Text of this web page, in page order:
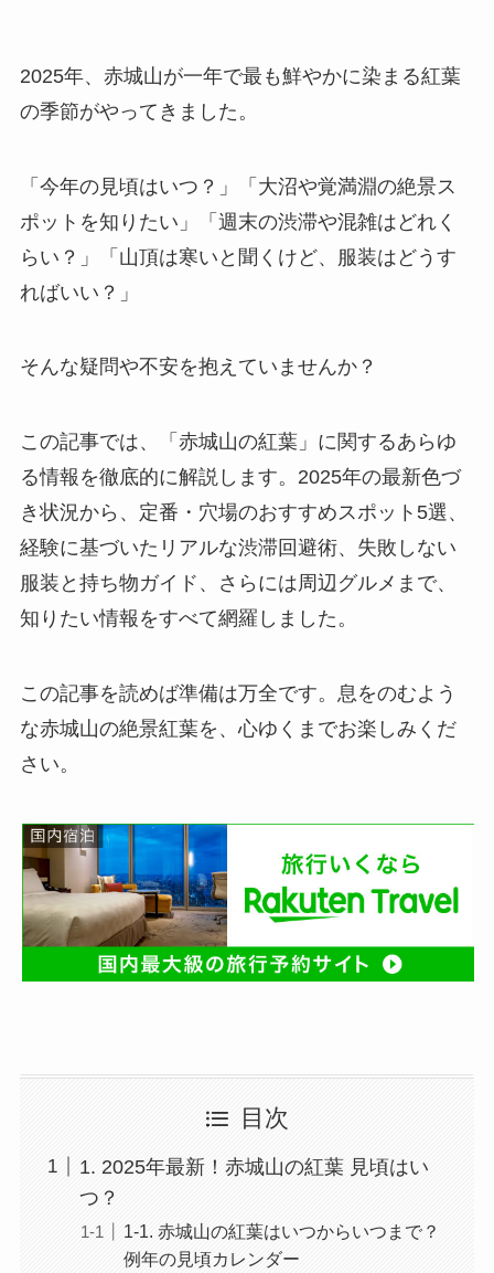
2025年、赤城山が一年で最も鮮やかに染まる紅葉
の季節がやってきました。
「今年の見頃はいつ？」「大沼や覚満淵の絶景ス
ポットを知りたい」「週末の渋滞や混雑はどれく
らい？」「山頂は寒いと聞くけど、服装はどうす
ればいい？」
そんな疑問や不安を抱えていませんか？
この記事では、「赤城山の紅葉」に関するあらゆ
る情報を徹底的に解説します。2025年の最新色づ
き状況から、定番・穴場のおすすめスポット5選、
経験に基づいたリアルな渋滞回避術、失敗しない
服装と持ち物ガイド、さらには周辺グルメまで、
知りたい情報をすべて網羅しました。
この記事を読めば準備は万全です。息をのむよう
な赤城山の絶景紅葉を、心ゆくまでお楽しみくだ
さい。
目次
1. 2025年最新！赤城山の紅葉 見頃はい
つ？
1-1. 赤城山の紅葉はいつからいつまで？
例年の見頃カレンダー